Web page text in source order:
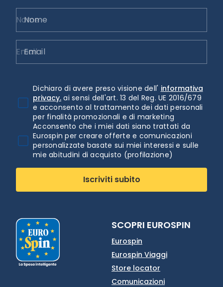
Nome
Email
Dichiaro di avere preso visione dell' informativa
privacy. ai sensi dell'art. 13 del Reg. UE 2016/679
e acconsento al trattamento dei dati personali
per finalità promozionali e di marketing
Acconsento che i miei dati siano trattati da
Eurospin per creare offerte e comunicazioni
personalizzate basate sui miei interessi e sulle
mie abitudini di acquisto (profilazione)
Iscriviti subito
SCOPRI EUROSPIN
Eurospin
Eurospin Viaggi
Store locator
Comunicazioni